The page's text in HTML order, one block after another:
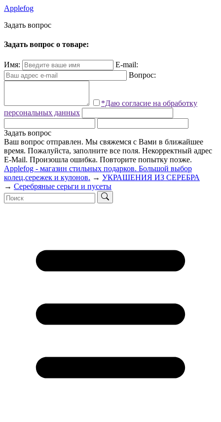
Applefog
Задать вопрос
Задать вопрос о товаре:
Имя:
E-mail:
Вопрос:
*Даю согласие на обработку
персональных данных
Задать вопрос
Ваш вопрос отправлен. Мы свяжемся с Вами в ближайшее
время. Пожалуйста, заполните все поля. Некорректный адрес
E-Mail. Произошла ошибка. Повторите попытку позже.
Applefog - магазин стильных подарков. Большой выбор
колец,сережек и кулонов. → УКРАШЕНИЯ ИЗ СЕРЕБРА
→ Серебряные серьги и пусеты